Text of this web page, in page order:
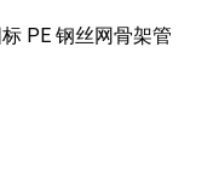
PE 钢丝网骨架管